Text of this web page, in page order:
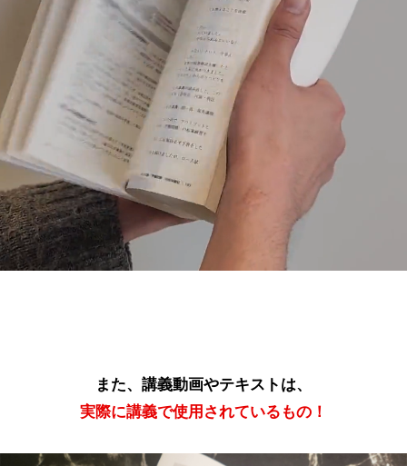
また、講義動画やテキストは、
実際に講義で使用されているもの！